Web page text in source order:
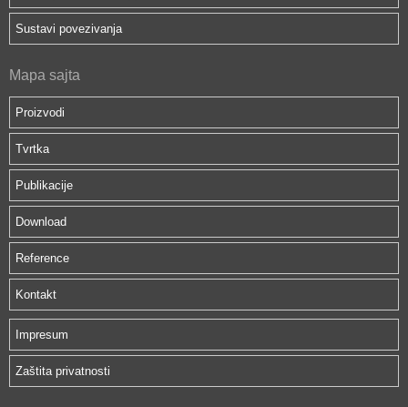
Sustavi povezivanja
Mapa sajta
Proizvodi
Tvrtka
Publikacije
Download
Reference
Kontakt
Impresum
Zaštita privatnosti